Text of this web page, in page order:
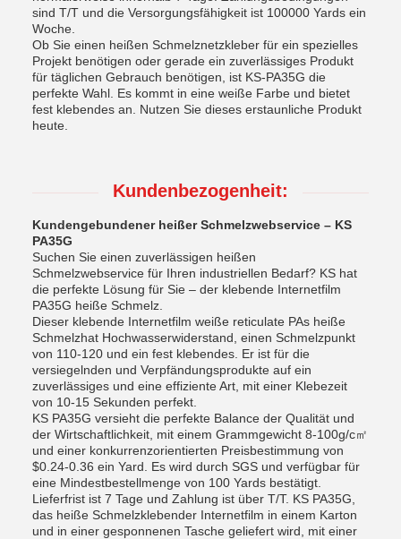
sind T/T und die Versorgungsfähigkeit ist 100000 Yards ein
Woche.
Ob Sie einen heißen Schmelznetzkleber für ein spezielles
Projekt benötigen oder gerade ein zuverlässiges Produkt
für täglichen Gebrauch benötigen, ist KS-PA35G die
perfekte Wahl. Es kommt in eine weiße Farbe und bietet
fest klebendes an. Nutzen Sie dieses erstaunliche Produkt
heute.
Kundenbezogenheit:
Kundengebundener heißer Schmelzwebservice – KS
PA35G
Suchen Sie einen zuverlässigen heißen
Schmelzwebservice für Ihren industriellen Bedarf? KS hat
die perfekte Lösung für Sie – der klebende Internetfilm
PA35G heiße Schmelz.
Dieser klebende Internetfilm weiße reticulate PAs heiße
Schmelzhat Hochwasserwiderstand, einen Schmelzpunkt
von 110-120 und ein fest klebendes. Er ist für die
versiegelnden und Verpfändungsprodukte auf ein
zuverlässiges und eine effiziente Art, mit einer Klebezeit
von 10-15 Sekunden perfekt.
KS PA35G versieht die perfekte Balance der Qualität und
der Wirtschaftlichkeit, mit einem Grammgewicht 8-100g/c㎡
und einer konkurrenzorientierten Preisbestimmung von
$0.24-0.36 ein Yard. Es wird durch SGS und verfügbar für
eine Mindestbestellmenge von 100 Yards bestätigt.
Lieferfrist ist 7 Tage und Zahlung ist über T/T. KS PA35G,
das heiße Schmelzklebender Internetfilm in einem Karton
und in einer gesponnenen Tasche geliefert wird, mit einer